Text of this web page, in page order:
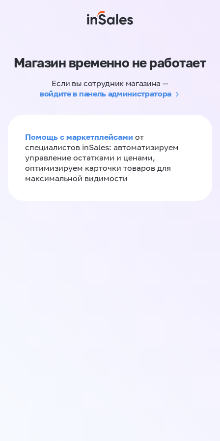
Магазин временно не работает
Если вы сотрудник магазина —
войдите в панель администратора
Помощь с маркетплейсами от
специалистов inSales: автоматизируем
управление остатками и ценами,
оптимизируем карточки товаров для
максимальной видимости